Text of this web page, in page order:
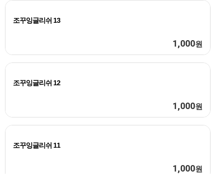
조꾸잉글리쉬 13
1,000원
조꾸잉글리쉬 12
1,000원
조꾸잉글리쉬 11
1,000원